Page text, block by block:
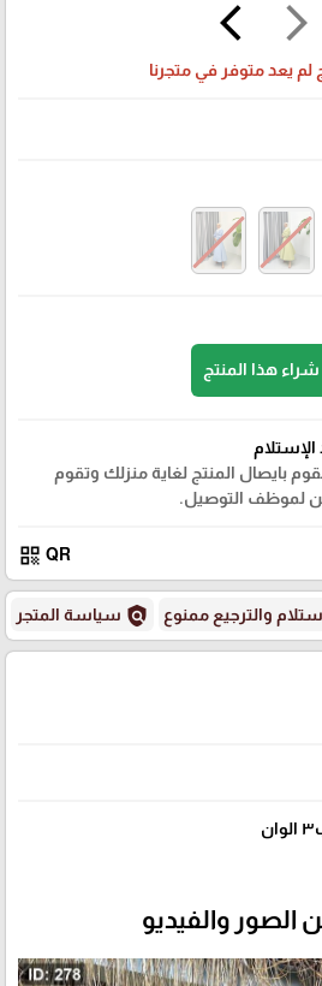
arrow_forward_ios
arrow_back_ios
لم يعد متوفر في متجرنا
شراء هذا المنتج
الإستلام
بايصال المنتج لغاية منزلك وتقوم
لموظف التوصيل.
QR
qr_code
والترجيع ممنوع policy سياسة المتجر
الصور والفيديو